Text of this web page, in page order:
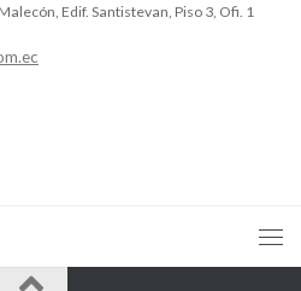
Edif. Santistevan, Piso 3, Ofi. 1